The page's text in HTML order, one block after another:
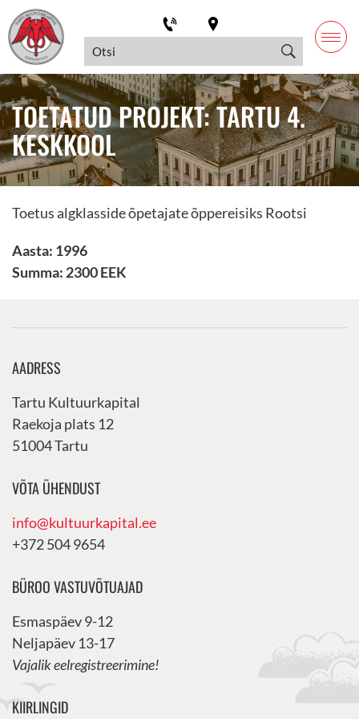
TOETATUD PROJEKT: TARTU 4.
KESKKOOL
Toetus algklasside õpetajate õppereisiks Rootsi
Aasta: 1996
Summa: 2300 EEK
AADRESS
Tartu Kultuurkapital
Raekoja plats 12
51004 Tartu
VÕTA ÜHENDUST
info@kultuurkapital.ee
+372 504 9654
BÜROO VASTUVÕTUAJAD
Esmaspäev 9-12
Neljapäev 13-17
Vajalik eelregistreerimine!
KIIRLINGID